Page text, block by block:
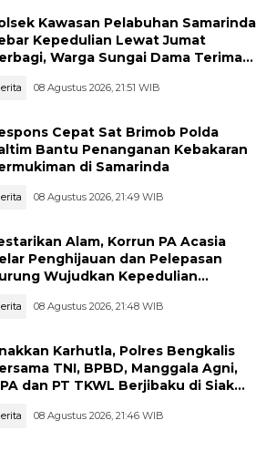
Kawasan Pelabuhan Samarinda
Kepedulian Lewat Jumat
Warga Sungai Dama Terima
08 Agustus 2026, 21:51 WIB
Cepat Sat Brimob Polda
Bantu Penanganan Kebakaran
di Samarinda
08 Agustus 2026, 21:49 WIB
Alam, Korrun PA Acasia
Penghijauan dan Pelepasan
Wujudkan Kepedulian
08 Agustus 2026, 21:48 WIB
Karhutla, Polres Bengkalis
TNI, BPBD, Manggala Agni,
dan PT TKWL Berjibaku di Siak
08 Agustus 2026, 21:46 WIB